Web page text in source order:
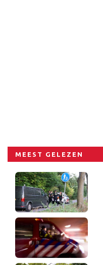
MEEST GELEZEN